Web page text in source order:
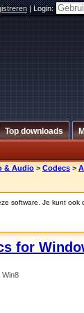
|Login:
Top downloads
& Audio > Codecs >
software. Je kunt ook
for
Win8